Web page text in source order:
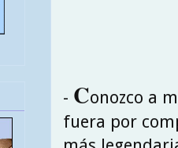
- Conozco a
fuera por